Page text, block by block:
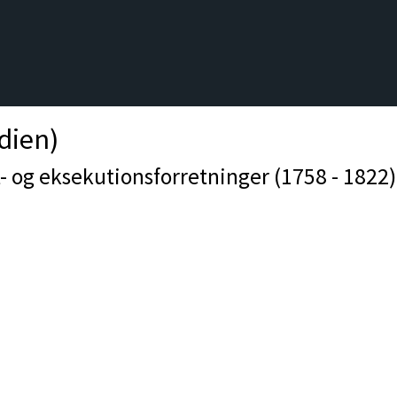
og eksekutionsforretninger (1758 - 1822)